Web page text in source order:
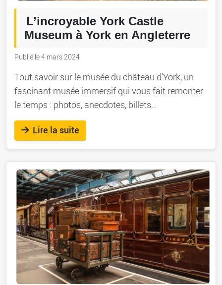
L’incroyable York Castle
Museum à York en Angleterre
Publié le 4 mars 2024
Tout savoir sur le musée du château d’York, un
fascinant musée immersif qui vous fait remonter
le temps : photos, anecdotes, billets…
Lire la suite